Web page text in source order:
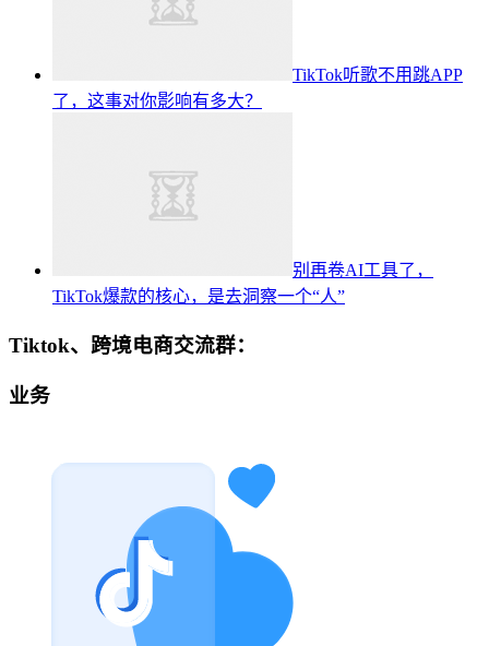
TikTok听歌不用跳APP
了，这事对你影响有多大？
别再卷AI工具了，
TikTok爆款的核心，是去洞察一个“人”
Tiktok、跨境电商交流群：
业务